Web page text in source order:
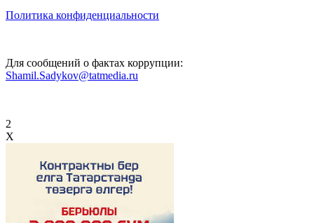
Политика конфиденциальности
Для сообщений о фактах коррупции:
Shamil.Sadykov@tatmedia.ru
2
X